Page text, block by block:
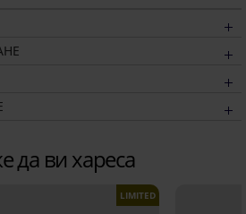
да ви хареса
LIMITED